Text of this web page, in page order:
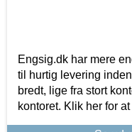
Engsig.dk har mere
til hurtig levering
bredt, lige fra stort
kontoret. Klik her for